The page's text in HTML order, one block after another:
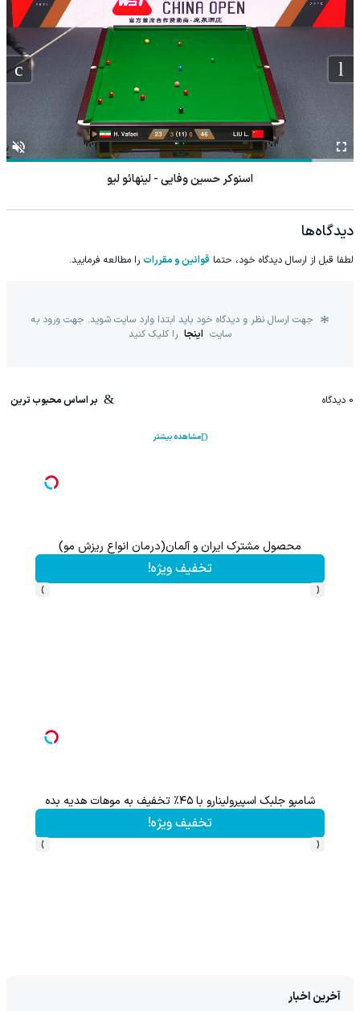
اسنوکر آنتونی مک گیل - وو شنگ گوانگ
دیدگاه‌ها
لطفا قبل از ارسال دیدگاه خود، حتما قوانین و مقررات را مطالعه فرمایید.
جهت ارسال نظر و دیدگاه خود باید ابتدا وارد سایت شوید. جهت ورود به
سایت اینجا را کلیک کنید
0 دیدگاه بر اساس محبوب ترین
مشاهده بیشتر
چیزی که باعث ضعیف شدن موهات شده، ممکنه جلوی چشمت باشه.
تخفیف ویژه!
‹
›
این هدیه رو از دست نده!! فقط تا پایان این ماه
کلیک کن!
‹
›
آخرین اخبار